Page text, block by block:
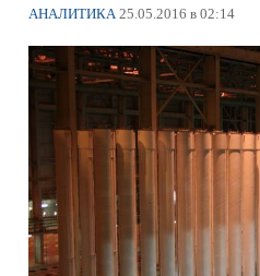
АНАЛИТИКА 25.05.2016 в 02:14